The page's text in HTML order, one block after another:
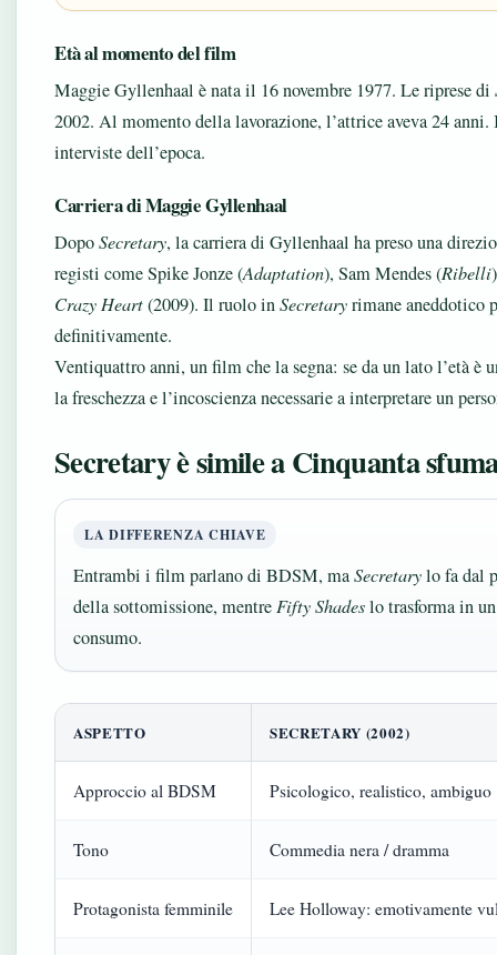
Età al momento del film
Maggie Gyllenhaal è nata il 16 novembre 1977. Le riprese di
2002. Al momento della lavorazione, l’attrice aveva 24
interviste dell’epoca.
Carriera di Maggie Gyllenhaal
DopoSecretary, la carriera di Gyllenhaal ha preso una
registi come Spike Jonze (Adaptation), Sam Mendes (Ribelli
Crazy Heart(2009). Il ruolo inSecretaryrimane aneddotico
definitivamente.
Ventiquattro anni, un film che la segna: se da un lato l’età è
la freschezza e l’incoscienza necessarie a interpretare un
Secretary è simile a Cinquanta
LA DIFFERENZA CHIAVE
Entrambi i film parlano di BDSM, maSecretarylo fa dal
della sottomissione, mentre Fifty Shadeslo trasforma in
consumo.
ASPETTO SECRETARY (2002)
Approccio al BDSM Psicologico, realistico, ambiguo
Tono Commedia nera / dramma
Protagonista femminile Lee Holloway: emotivamente